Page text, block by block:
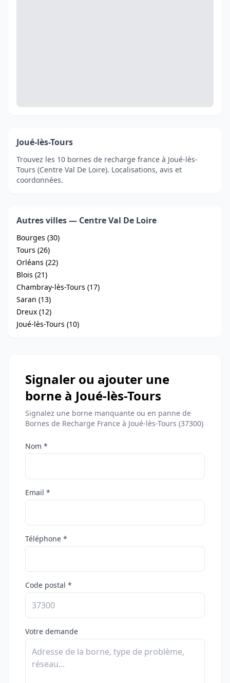
Joué-lès-Tours
Trouvez les 10 bornes de recharge france à Joué-lès-
Tours (Centre Val De Loire). Localisations, avis et
coordonnées.
Autres villes — Centre Val De Loire
Bourges (30)
Tours (26)
Orléans (22)
Blois (21)
Chambray-lès-Tours (17)
Saran (13)
Dreux (12)
Joué-lès-Tours (10)
Signaler ou ajouter une
borne à Joué-lès-Tours
Signalez une borne manquante ou en panne de
Bornes de Recharge France à Joué-lès-Tours (37300)
Nom *
Email *
Téléphone *
Code postal *
Votre demande